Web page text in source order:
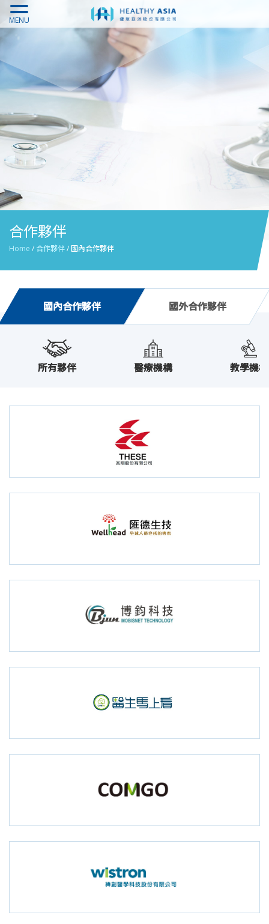
MENU
合作夥伴
Home / 合作夥伴/國內合作夥伴
國內合作夥伴 國外合作夥伴
所有夥伴 醫療機構 教學機構